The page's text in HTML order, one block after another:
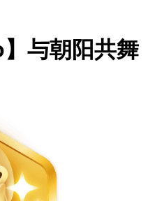
】与朝阳共舞